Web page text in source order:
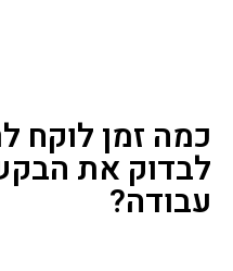
כמה זמן לוקח
לבדוק את
עבודה?